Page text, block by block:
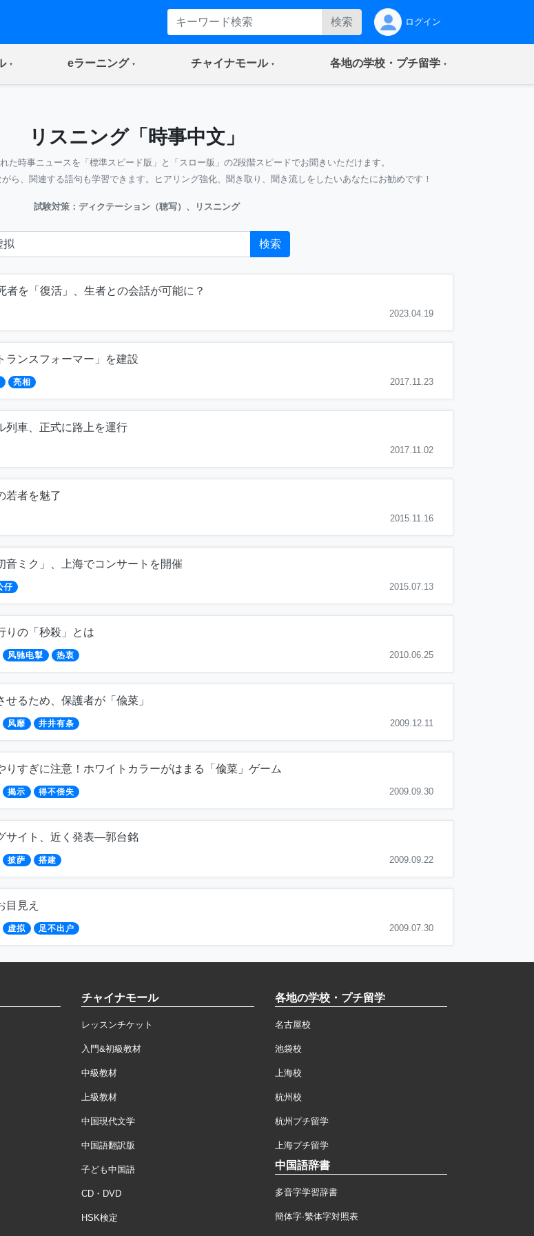
検索 ログイン
(current) eラーニング(current) チャイナモール(current) 各地の学校・プチ留学(current)
リスニング「時事中文」
た時事ニュースを「標準スピード版」と「スロー版」の2段階スピードでお聞きいただけます。
ら、関連する語句も学習できます。ヒアリング強化、聞き取り、聞き流しをしたいあなたにお勧めです！
試験対策：ディクテーション（聴写）、リスニング
検索
者を「復活」、生者との会話が可能に？
2023.04.19
ランスフォーマー」を建設
亮相 2017.11.23
列車、正式に路上を運行
2017.11.02
若者を魅了
2015.11.16
音ミク」、上海でコンサートを開催
仔 2015.07.13
りの「秒殺」とは
风驰电掣 热衷 2010.06.25
るため、保護者が「偸菜」
风靡 井井有条 2009.12.11
りすぎに注意！ホワイトカラーがはまる「偸菜」ゲーム
揭示 得不偿失 2009.09.30
サイト、近く発表―郭台銘
披萨 搭建 2009.09.22
目見え
虚拟 足不出户 2009.07.30
チャイナモール
レッスンチケット
入門&初級教材
中級教材
上級教材
中国現代文学
中国語翻訳版
子ども中国語
CD・DVD
HSK検定
各地の学校・プチ留学
名古屋校
池袋校
上海校
杭州校
杭州プチ留学
上海プチ留学
中国語辞書
多音字学習辞書
簡体字·繁体字対照表